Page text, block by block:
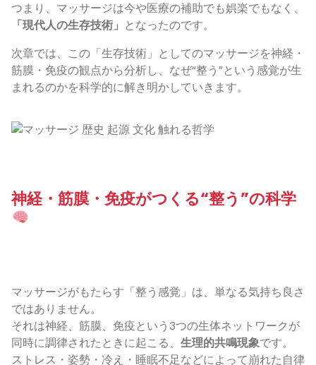
つまり、マッサージは今や医療の補助でも娯楽でもなく、
「現代人の生存技術」 となったのです。
次章では、この「生存技術」としてのマッサージを神経・
筋膜・免疫の観点から分析し、なぜ“整う”という感覚が生
まれるのかを科学的に解き明かしていきます。
神経・筋膜・免疫がつくる“整う”の科学
マッサージがもたらす「整う感覚」は、単なる気持ち良さ
ではありません。
それは神経、筋膜、免疫という3つの生体ネットワークが
同時に調律されたときに起こる、 生理的共鳴現象です。
ストレス・姿勢・冷え・睡眠不足などによって崩れた自律